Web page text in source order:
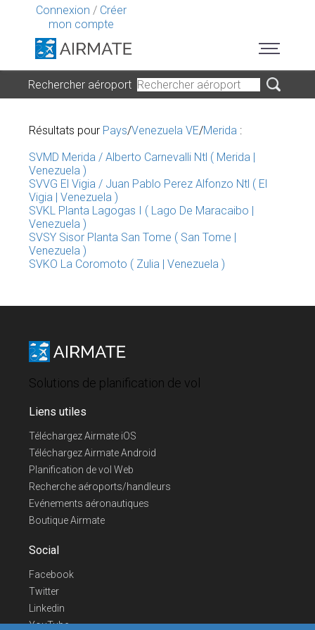
Connexion / Créer
mon compte
Rechercher aéroport
Résultats pour Pays/Venezuela VE/Merida :
SVMD Merida / Alberto Carnevalli Ntl ( Merida |
Venezuela )
SVVG El Vigia / Juan Pablo Perez Alfonzo Ntl ( El
Vigia | Venezuela )
SVKL Planta Lagogas I ( Lago De Maracaibo |
Venezuela )
SVSY Sisor Planta San Tome ( San Tome |
Venezuela )
SVKO La Coromoto ( Zulia | Venezuela )
Solutions de planification de vol
Liens utiles
Téléchargez Airmate iOS
Téléchargez Airmate Android
Planification de vol Web
Recherche aéroports/handleurs
Evénements aéronautiques
Boutique Airmate
Social
Facebook
Twitter
Linkedin
YouTube